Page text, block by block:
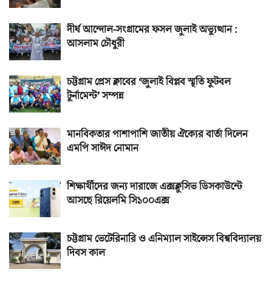
দীর্ঘ আন্দোল-সংগ্রামের ফসল জুলাই অভ্যুত্থান :
আসলাম চৌধুরী
চট্টগ্রাম প্রেস ক্লাবের ‘জুলাই বিপ্লব স্মৃতি ফুটবল
টুর্নামেন্ট’ সম্পন্ন
মানবিকতার পাশাপাশি জাতীয় ঐক্যের বার্তা দিলেন
এমপি সাঈদ নোমান
শিক্ষার্থীদের জন্য দারাজে এক্সক্লুসিভ ডিসকাউন্টে
আসছে রিয়েলমি সি১০০এক্স
চট্টগ্রাম ভেটেরিনারি ও এনিম্যাল সাইন্সেস বিশ্ববিদ্যালয়
দিবস কাল